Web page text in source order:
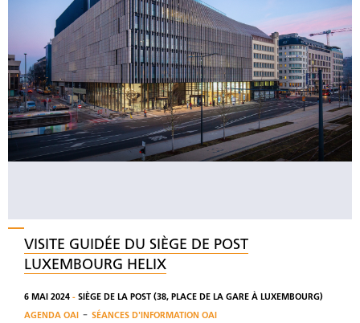
VISITE GUIDÉE DU SIÈGE DE POST
LUXEMBOURG HELIX
6 MAI 2024 - SIÈGE DE LA POST (38, PLACE DE LA GARE À LUXEMBOURG)
AGENDA OAI - SÉANCES D'INFORMATION OAI